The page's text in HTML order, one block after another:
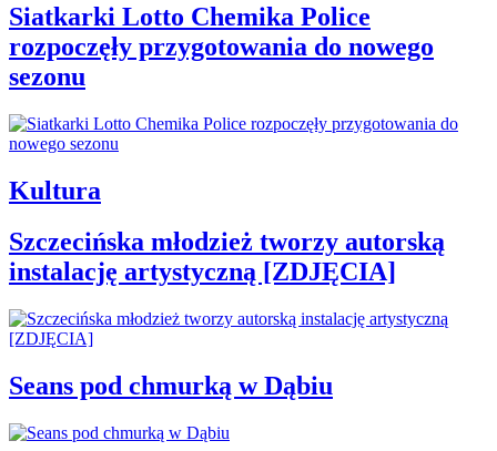
Siatkarki Lotto Chemika Police
rozpoczęły przygotowania do nowego
sezonu
Kultura
Szczecińska młodzież tworzy autorską
instalację artystyczną [ZDJĘCIA]
Seans pod chmurką w Dąbiu